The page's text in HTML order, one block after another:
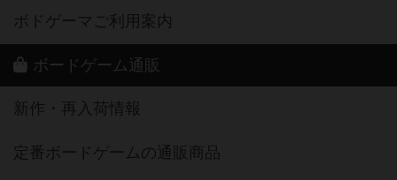
ボドゲーマご利用案内
ボードゲーム通販
新作・再入荷情報
定番ボードゲームの通販商品